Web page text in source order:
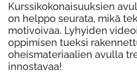
Kurssikokonaisuuksien
on helppo seurata, mikä
motivoivaa. Lyhyiden
oppimisen tueksi
oheismateriaalien avulla
innostavaa!